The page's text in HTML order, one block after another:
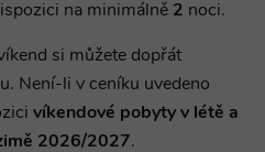
na minimálně 2 noci.
si můžete dopřát
Není-li v ceníku uvedeno
víkendové pobyty v létě a
2026/2027.